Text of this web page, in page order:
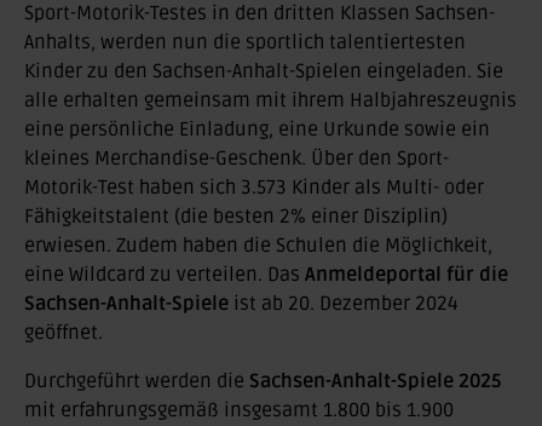
Sport-Motorik-Testes in den dritten Klassen Sachsen-
Anhalts, werden nun die sportlich talentiertesten
Kinder zu den Sachsen-Anhalt-Spielen eingeladen. Sie
alle erhalten gemeinsam mit ihrem Halbjahreszeugnis
eine persönliche Einladung, eine Urkunde sowie ein
kleines Merchandise-Geschenk. Über den Sport-
Motorik-Test haben sich 3.573 Kinder als Multi- oder
Fähigkeitstalent (die besten 2% einer Disziplin)
erwiesen. Zudem haben die Schulen die Möglichkeit,
eine Wildcard zu verteilen. Das Anmeldeportal für die
Sachsen-Anhalt-Spiele ist ab 20. Dezember 2024
geöffnet.
Durchgeführt werden die Sachsen-Anhalt-Spiele 2025
mit erfahrungsgemäß insgesamt 1.800 bis 1.900